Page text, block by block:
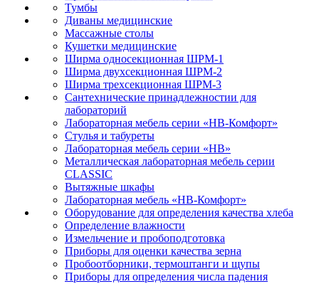
Тумбы
Диваны медицинские
Массажные столы
Кушетки медицинские
Ширма односекционная ШРМ-1
Ширма двухсекционная ШРМ-2
Ширма трехсекционная ШРМ-3
Сантехнические принадлежностии для
лабораторий
Лабораторная мебель серии «НВ-Комфорт»
Стулья и табуреты
Лабораторная мебель серии «НВ»
Металлическая лабораторная мебель серии
CLASSIC
Вытяжные шкафы
Лабораторная мебель «НВ-Комфорт»
Оборудование для определения качества хлеба
Определение влажности
Измельчение и пробоподготовка
Приборы для оценки качества зерна
Пробоотборники, термоштанги и щупы
Приборы для определения числа падения